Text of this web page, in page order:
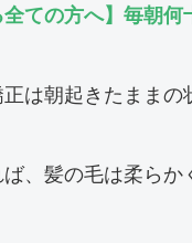
全ての方へ】毎朝
は朝起きたままの
、髪の毛は柔ら